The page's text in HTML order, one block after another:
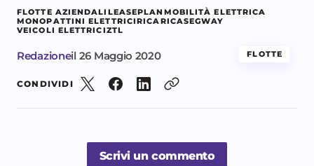
FLOTTE AZIENDALI LEASEPLAN MOBILITÀ ELETTRICA
MONOPATTINI ELETTRICIRICARICASEGWAY
VEICOLI ELETTRICIZTL
Redazioneil 26 Maggio 2020 FLOTTE
CONDIVIDI
Scrivi un commento